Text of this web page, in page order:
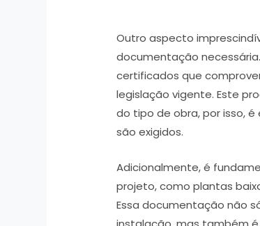
Outro aspecto
documentação
certificados que
legislação vigente. Este
do tipo de obra, por isso,
são exigidos.
Adicionalmente, é
projeto, como plantas
Essa documentação não